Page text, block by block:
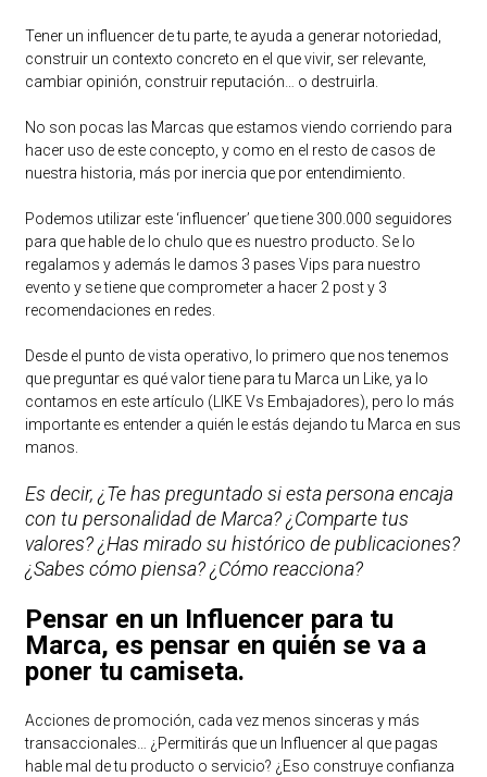
Tener un influencer de tu parte, te ayuda a generar notoriedad,
construir un contexto concreto en el que vivir, ser relevante,
cambiar opinión, construir reputación… o destruirla.
No son pocas las Marcas que estamos viendo corriendo para
hacer uso de este concepto, y como en el resto de casos de
nuestra historia, más por inercia que por entendimiento.
Podemos utilizar este ‘influencer’ que tiene 300.000 seguidores
para que hable de lo chulo que es nuestro producto. Se lo
regalamos y además le damos 3 pases Vips para nuestro
evento y se tiene que comprometer a hacer 2 post y 3
recomendaciones en redes.
Desde el punto de vista operativo, lo primero que nos tenemos
que preguntar es qué valor tiene para tu Marca un Like, ya lo
contamos en este artículo (LIKE Vs Embajadores), pero lo más
importante es entender a quién le estás dejando tu Marca en sus
manos.
Es decir, ¿Te has preguntado si esta persona encaja
con tu personalidad de Marca? ¿Comparte tus
valores? ¿Has mirado su histórico de publicaciones?
¿Sabes cómo piensa? ¿Cómo reacciona?
Pensar en un Influencer para tu
Marca, es pensar en quién se va a
poner tu camiseta.
Acciones de promoción, cada vez menos sinceras y más
transaccionales… ¿Permitirás que un Influencer al que pagas
hable mal de tu producto o servicio? ¿Eso construye confianza